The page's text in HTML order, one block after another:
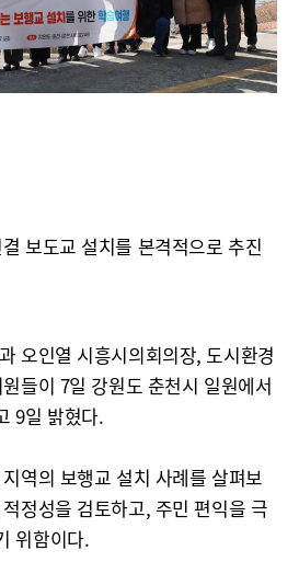
보도교 설치를 본격적으로 추진
오인열 시흥시의회의장, 도시환경
들이 7일 강원도 춘천시 일원에서
9일 밝혔다.
역의 보행교 설치 사례를 살펴보
정성을 검토하고, 주민 편익을 극
위함이다.